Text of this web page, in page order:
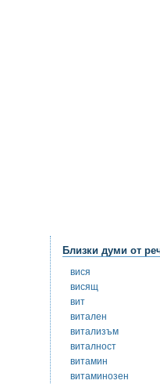
Близки думи от
вися
висящ
вит
витален
витализъм
виталност
витамин
витаминозен